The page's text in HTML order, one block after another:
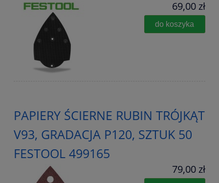
69,00 zł
do koszyka
PAPIERY ŚCIERNE RUBIN TRÓJKĄT
V93, GRADACJA P120, SZTUK 50
FESTOOL 499165
79,00 zł